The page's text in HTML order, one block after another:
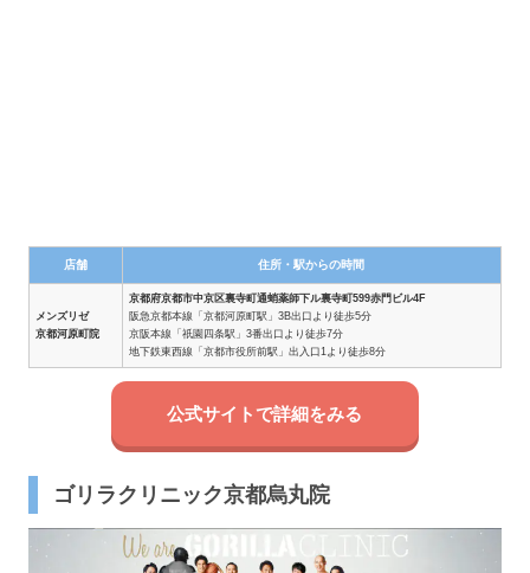
店舗 住所・駅からの時間
メンズリゼ
京都河原町院
京都府京都市中京区裏寺町通蛸薬師下ル裏寺町599赤門ビル4F
阪急京都本線「京都河原町駅」3B出口より徒歩5分
京阪本線「祇園四条駅」3番出口より徒歩7分
地下鉄東西線「京都市役所前駅」出入口1より徒歩8分
公式サイトで詳細をみる
ゴリラクリニック京都烏丸院